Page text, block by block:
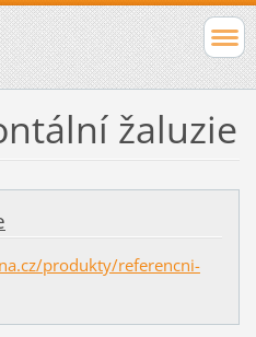
žaluzie
produkty/referencni-